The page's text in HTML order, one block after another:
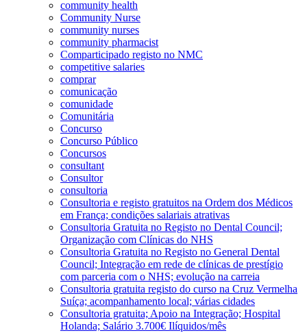
community health
Community Nurse
community nurses
community pharmacist
Comparticipado registo no NMC
competitive salaries
comprar
comunicação
comunidade
Comunitária
Concurso
Concurso Público
Concursos
consultant
Consultor
consultoria
Consultoria e registo gratuitos na Ordem dos Médicos
em França; condições salariais atrativas
Consultoria Gratuita no Registo no Dental Council;
Organização com Clínicas do NHS
Consultoria Gratuita no Registo no General Dental
Council; Integração em rede de clínicas de prestígio
com parceria com o NHS; evolução na carreia
Consultoria gratuita registo do curso na Cruz Vermelha
Suíça; acompanhamento local; várias cidades
Consultoria gratuita; Apoio na Integração; Hospital
Holanda; Salário 3.700€ Ilíquidos/mês